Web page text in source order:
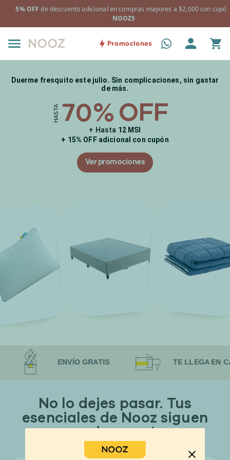
+ Almohadas Essential 2 pack de regalo en la compra de
y/o Prime Fresh.
Promociones
Duerme fresquito este julio. Sin complicaciones, sin gastar
de más.
HASTA 70%OFF
+ Hasta 12 MSI
+ 15% OFF adicional con cupón
Ver promociones
ENVÍO GRATIS TE LLEGA EN CAJA
No lo dejes pasar. Tus
esenciales de Nooz siguen
con descuento.